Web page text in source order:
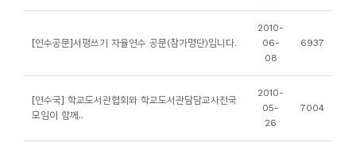
[연수공문]서평쓰기 자율연수 공문(참가명단)입니다.
2010-
06-
08
6937
[연수국] 학교도서관협회와 학교도서관담담교사전국
모임이 함께..
2010-
05-
26
7004
평